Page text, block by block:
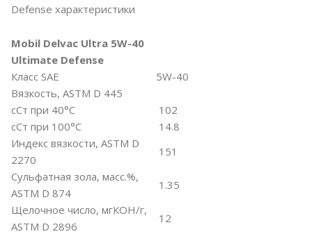
Defense характеристики
Mobil Delvac Ultra 5W-40
Ultimate Defense
Класс SAE
5W-40
Вязкость, ASTM D 445
сСт при 40°С
102
сСт при 100°С
14.8
Индекс вязкости, ASTM D
2270
151
Сульфатная зола, масс.%,
ASTM D 874
1.35
Щелочное число, мгКОН/г,
ASTM D 2896
12